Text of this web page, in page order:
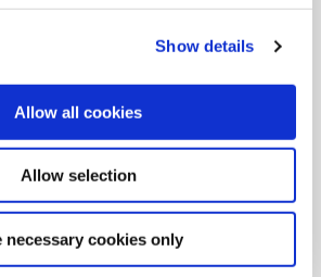
Show details
Allow all cookies
Allow selection
necessary cookies only
herramientas livianas Alu-Line. Por fin, las
producción, con un manejo sencillo y la
toma las riendas de la empresa.